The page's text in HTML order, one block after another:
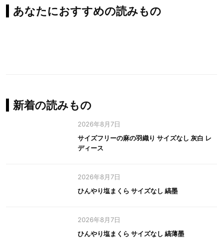
あなたにおすすめの読みもの
新着の読みもの
2026年8月7日
サイズフリーの麻の羽織り サイズなし 灰白 レ
ディース
2026年8月7日
ひんやり塩まくら サイズなし 縞墨
2026年8月7日
ひんやり塩まくら サイズなし 縞薄墨